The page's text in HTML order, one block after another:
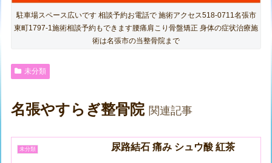
駐車場スペース広いです 相談予約お電話で 施術アクセス518-0711名張市
東町1797-1施術相談予約もできます腰痛肩こり骨盤矯正 身体の症状治療施
術は名張市の当整骨院まで
未分類
名張やすらぎ整骨院関連記事
未分類 尿路結石 痛み シュウ酸 紅茶